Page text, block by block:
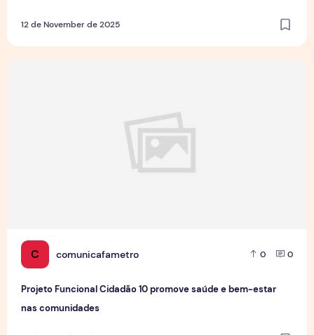
12 de November de 2025
C comunicafametro 0 0
Projeto Funcional Cidadão 10 promove saúde e bem-estar
nas comunidades